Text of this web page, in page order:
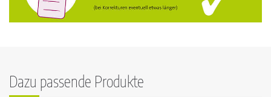
Dazu passende Produkte